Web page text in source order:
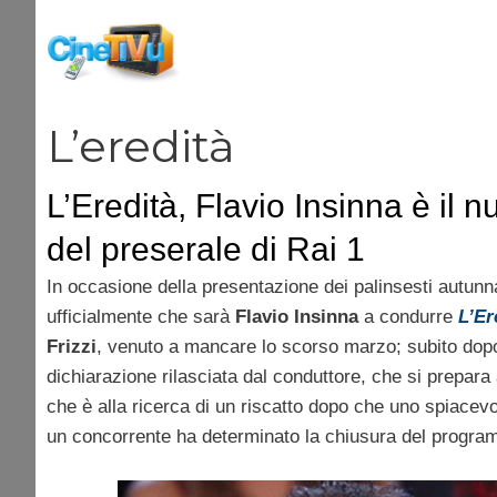
contenuto
L’eredità
L’Eredità, Flavio Insinna è il
del preserale di Rai 1
In occasione della presentazione dei palinsesti
ufficialmente che sarà Flavio Insinnaa condurre
Frizzi, venuto a mancare lo scorso marzo; subito
dichiarazione rilasciata dal conduttore, che si
che è alla ricerca di un riscatto dopo che uno
un concorrente ha determinato la chiusura del